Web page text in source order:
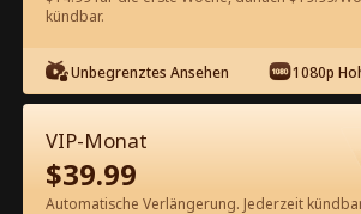
60 Jetzt
Kostenlos in der App
kündbar.
Unbegrenztes Ansehen 1080p
VIP-Monat
$39.99
Automatische Verlängerung. Jederzeit